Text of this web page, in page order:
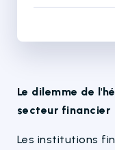
Le dilemme de
secteur financier
Les institutions